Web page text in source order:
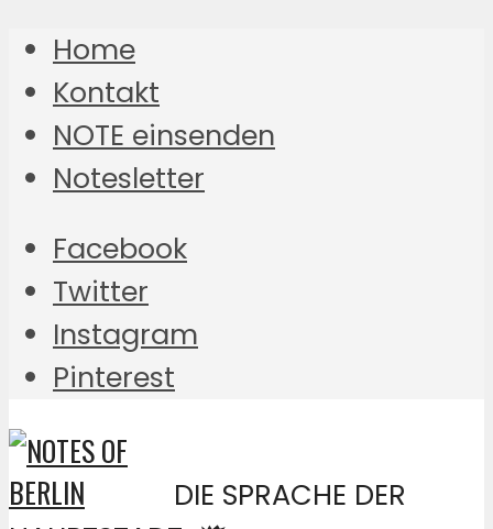
Home
Kontakt
NOTE einsenden
Notesletter
Facebook
Twitter
Instagram
Pinterest
DIE SPRACHE DER